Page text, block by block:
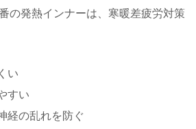
の発熱インナーは、寒暖差疲労対策
い
すい
経の乱れを防ぐ